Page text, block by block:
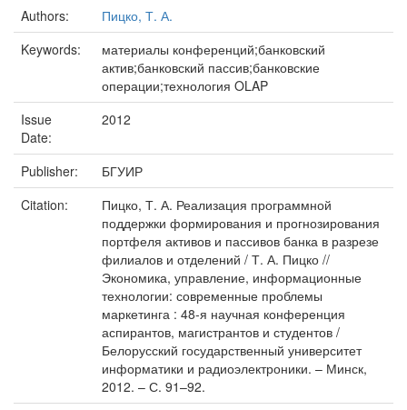
Authors:
Пицко, Т. А.
Keywords:
материалы конференций;банковский
актив;банковский пассив;банковские
операции;технология OLAP
Issue
Date:
2012
Publisher:
БГУИР
Citation:
Пицко, Т. А. Реализация программной
поддержки формирования и прогнозирования
портфеля активов и пассивов банка в разрезе
филиалов и отделений / Т. А. Пицко //
Экономика, управление, информационные
технологии: современные проблемы
маркетинга : 48-я научная конференция
аспирантов, магистрантов и студентов /
Белорусский государственный университет
информатики и радиоэлектроники. – Минск,
2012. – С. 91–92.